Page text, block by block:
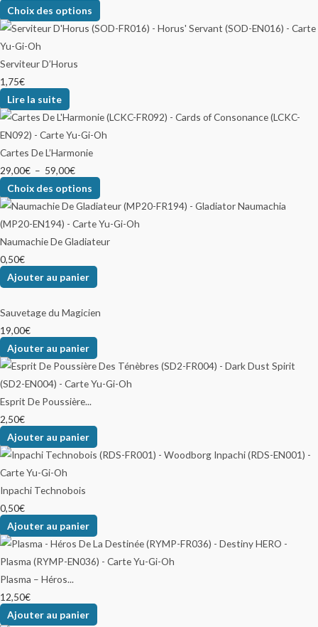
Choix des options
Serviteur D’Horus
1,75€
Lire la suite
Cartes De L’Harmonie
29,00€ – 59,00€
Choix des options
Naumachie De Gladiateur
0,50€
Ajouter au panier
Sauvetage du Magicien
19,00€
Ajouter au panier
Esprit De Poussière...
2,50€
Ajouter au panier
Inpachi Technobois
0,50€
Ajouter au panier
Plasma – Héros...
12,50€
Ajouter au panier